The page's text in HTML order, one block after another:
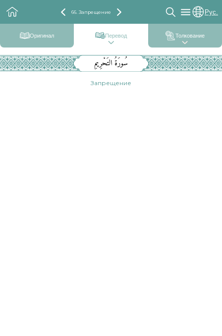
66. Запрещение Рус.
Оригинал Перевод Толкование
سُورَةُ التَحْرِيمِ
Запрещение